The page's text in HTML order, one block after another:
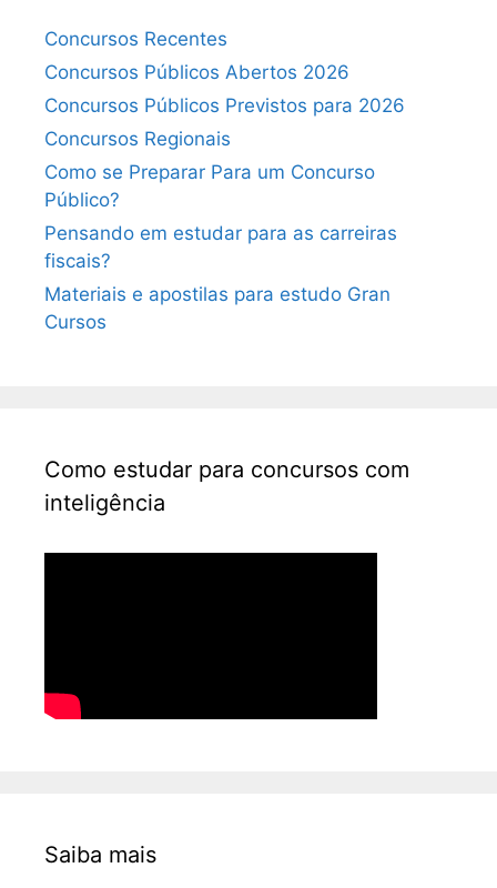
Concursos Recentes
Concursos Públicos Abertos 2026
Concursos Públicos Previstos para 2026
Concursos Regionais
Como se Preparar Para um Concurso
Público?
Pensando em estudar para as carreiras
fiscais?
Materiais e apostilas para estudo Gran
Cursos
Como estudar para concursos com
inteligência
Saiba mais